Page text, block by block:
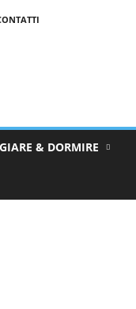
& DORMIRE